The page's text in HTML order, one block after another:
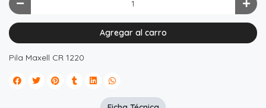
Agregar al carro
Pila Maxell CR 1220